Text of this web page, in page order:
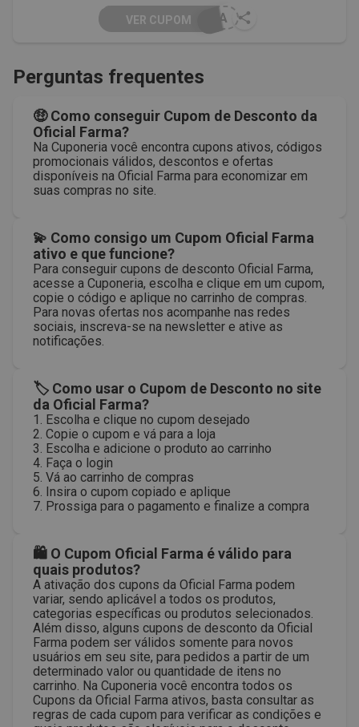
PRA
VER CUPOM
Perguntas frequentes
🤑 Como conseguir Cupom de Desconto da
Oficial Farma?
Na Cuponeria você encontra cupons ativos, códigos
promocionais válidos, descontos e ofertas
disponíveis na Oficial Farma para economizar em
suas compras no site.
💫 Como consigo um Cupom Oficial Farma
ativo e que funcione?
Para conseguir cupons de desconto Oficial Farma,
acesse a Cuponeria, escolha e clique em um cupom,
copie o código e aplique no carrinho de compras.
Para novas ofertas nos acompanhe nas redes
sociais, inscreva-se na newsletter e ative as
notificações.
🏷 Como usar o Cupom de Desconto no site
da Oficial Farma?
1. Escolha e clique no cupom desejado
2. Copie o cupom e vá para a loja
3. Escolha e adicione o produto ao carrinho
4. Faça o login
5. Vá ao carrinho de compras
6. Insira o cupom copiado e aplique
7. Prossiga para o pagamento e finalize a compra
🛍 O Cupom Oficial Farma é válido para
quais produtos?
A ativação dos cupons da Oficial Farma podem
variar, sendo aplicável a todos os produtos,
categorias específicas ou produtos selecionados.
Além disso, alguns cupons de desconto da Oficial
Farma podem ser válidos somente para novos
usuários em seu site, para pedidos a partir de um
determinado valor ou quantidade de itens no
carrinho. Na Cuponeria você encontra todos os
Cupons da Oficial Farma ativos, basta consultar as
regras de cada cupom para verificar as condições e